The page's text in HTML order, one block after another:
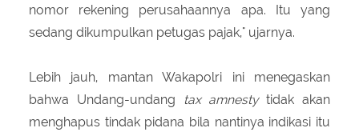
nomor rekening perusahaannya apa. Itu yang
sedang dikumpulkan petugas pajak," ujarnya.
Lebih jauh, mantan Wakapolri ini menegaskan
bahwa Undang-undang
tax amnestytidak akan
menghapus tindak pidana bila nantinya indikasi itu